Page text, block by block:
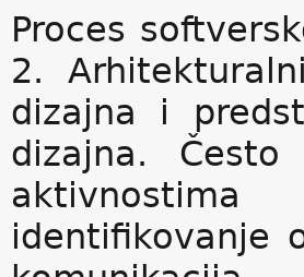
Proces
2.
dizajna i
dizajna.
aktivnostima
identifikovanje